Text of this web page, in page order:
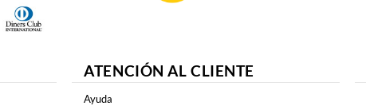
ATENCIÓN AL CLIENTE
Ayuda